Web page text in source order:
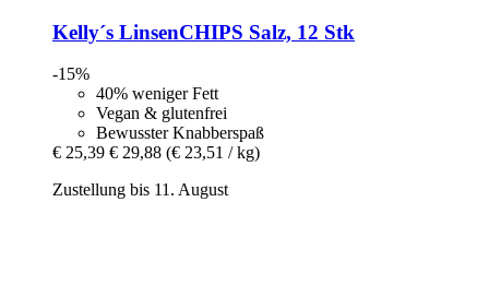
Kelly´s LinsenCHIPS Salz, 12 Stk
-15%
40% weniger Fett
Vegan & glutenfrei
Bewusster Knabberspaß
€ 25,39 € 29,88 (€ 23,51 / kg)
Zustellung bis 11. August